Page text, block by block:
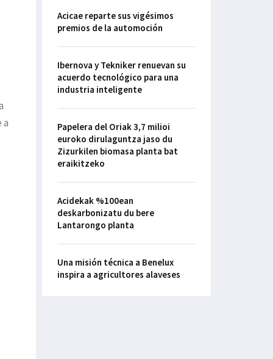
a
Acicae reparte sus vigésimos
premios de la automoción
Ibernova y Tekniker renuevan su
acuerdo tecnológico para una
industria inteligente
Papelera del Oriak 3,7 milioi
euroko dirulaguntza jaso du
Zizurkilen biomasa planta bat
eraikitzeko
Acidekak %100ean
deskarbonizatu du bere
Lantarongo planta
Una misión técnica a Benelux
inspira a agricultores alaveses